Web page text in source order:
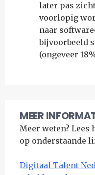
later pas
voorlopig
naar
bijvoorbeeld
(ongeveer
MEER
Meer weten?
op onderstaande
Digitaal Talent